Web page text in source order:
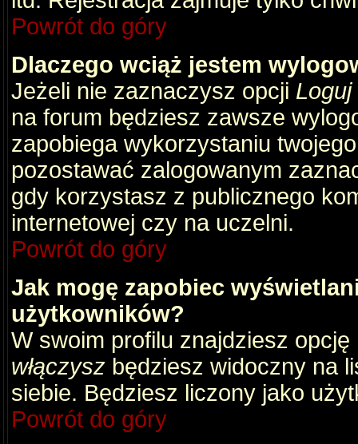
Powrót do góry
Dlaczego wciąż jestem
Jeżeli nie zaznaczysz opcji
na forum będziesz zawsze
zapobiega wykorzystaniu
pozostawać zalogowanym
gdy korzystasz z publicznego
internetowej czy na uczelni.
Powrót do góry
Jak mogę zapobiec
użytkowników?
W swoim profilu znajdziesz opcję
włączysz będziesz widoczny na
siebie. Będziesz liczony jako
Powrót do góry